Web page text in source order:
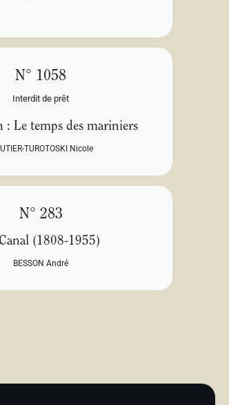
N° 1058
Interdit de prêt
: Le temps des mariniers
TUROTOSKI Nicole
N° 283
(1808-1955)
BESSON André